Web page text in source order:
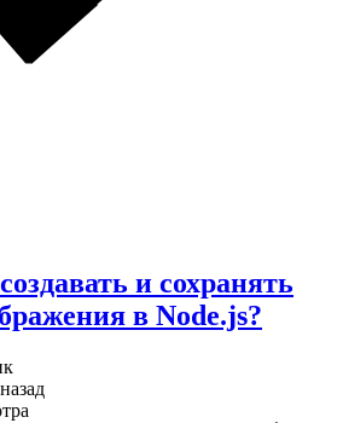
и сохранять
в Node.js?